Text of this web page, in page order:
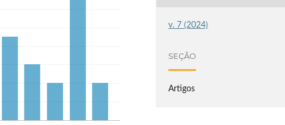
v. 7 (2024)
SEÇÃO
Artigos